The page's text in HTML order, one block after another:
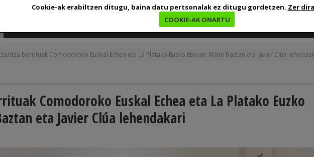
Cookie-ak erabiltzen ditugu, baina datu pertsonalak ez ditugu gordetzen. Zer
COOKIE-AK ONARTU
Euskara ikasten
berrituak Comodoroko Euskal Echea eta La Platako Euzko Etxean: Maite Baztan eta Javier Clúa
Comodoroko Euskal Echea eta La Platako Euzko
eta Javier Clúa lehendakari